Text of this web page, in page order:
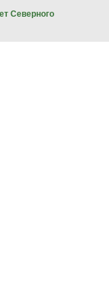
Северного